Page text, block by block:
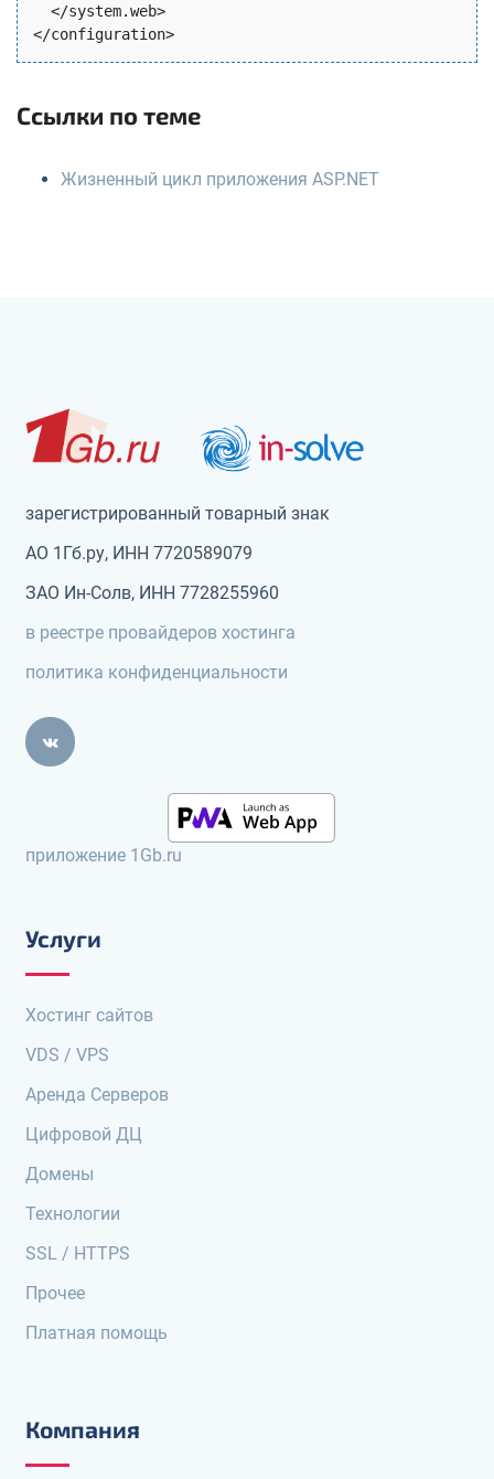
  </system.web>
Ссылки по теме
Жизненный цикл приложения ASP.NET
зарегистрированный товарный знак
АО 1Гб.ру, ИНН 7720589079
ЗАО Ин-Солв, ИНН 7728255960
в реестре провайдеров хостинга
политика конфиденциальности
приложение 1Gb.ru
Услуги
Хостинг сайтов
VDS / VPS
Аренда Серверов
Цифровой ДЦ
Домены
Технологии
SSL / HTTPS
Прочее
Платная помощь
Компания